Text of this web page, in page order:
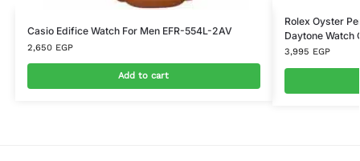
Casio Edifice Watch For Men EFR-554L-2AV
2,650 EGP
Add to cart
Rolex Oyster
Daytone Watch
3,995 EGP